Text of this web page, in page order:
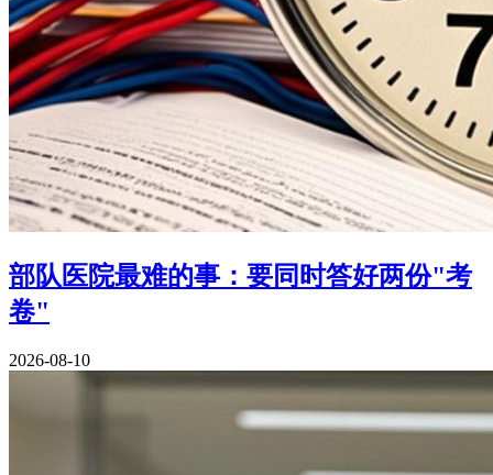
部队医院最难的事：要同时答好两份"考
卷"
2026-08-10